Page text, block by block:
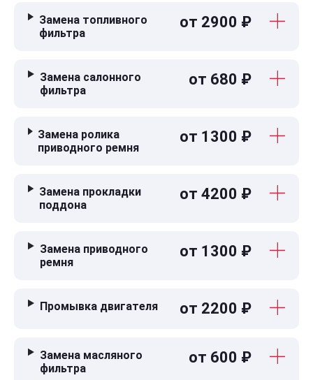
Замена топливного
фильтра
от 2900 ₽
Замена салонного
фильтра
от 680 ₽
Замена ролика
приводного ремня
от 1300 ₽
Замена прокладки
поддона
от 4200 ₽
Замена приводного
ремня
от 1300 ₽
Промывка двигателя от 2200 ₽
Замена масляного
фильтра
от 600 ₽